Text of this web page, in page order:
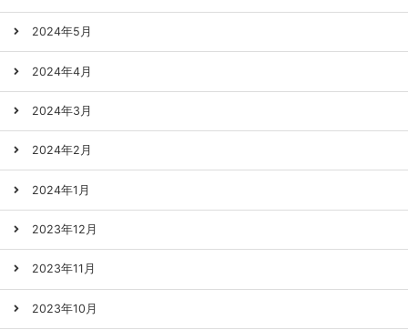
2024年5月
2024年4月
2024年3月
2024年2月
2024年1月
2023年12月
2023年11月
2023年10月